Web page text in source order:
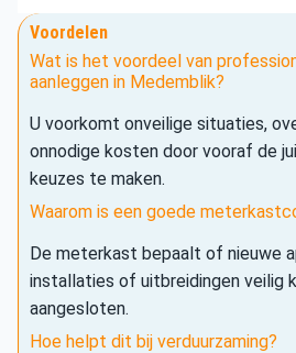
Voordelen
Wat is het voordeel van
aanleggen in Medemblik?
U voorkomt onveilige situaties,
onnodige kosten door vooraf de
keuzes te maken.
Waarom is een goede
De meterkast bepaalt of nieuwe
installaties of uitbreidingen veilig
aangesloten.
Hoe helpt dit bij verduurzaming?